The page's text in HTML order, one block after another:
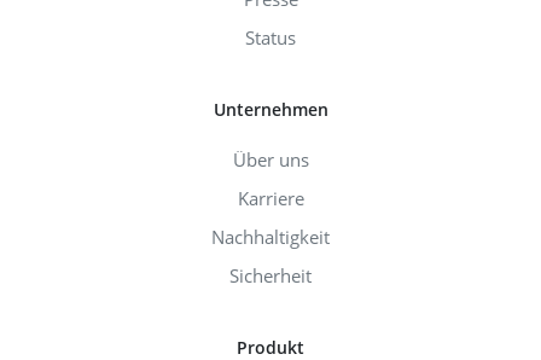
Status
Unternehmen
Über uns
Karriere
Nachhaltigkeit
Sicherheit
Produkt